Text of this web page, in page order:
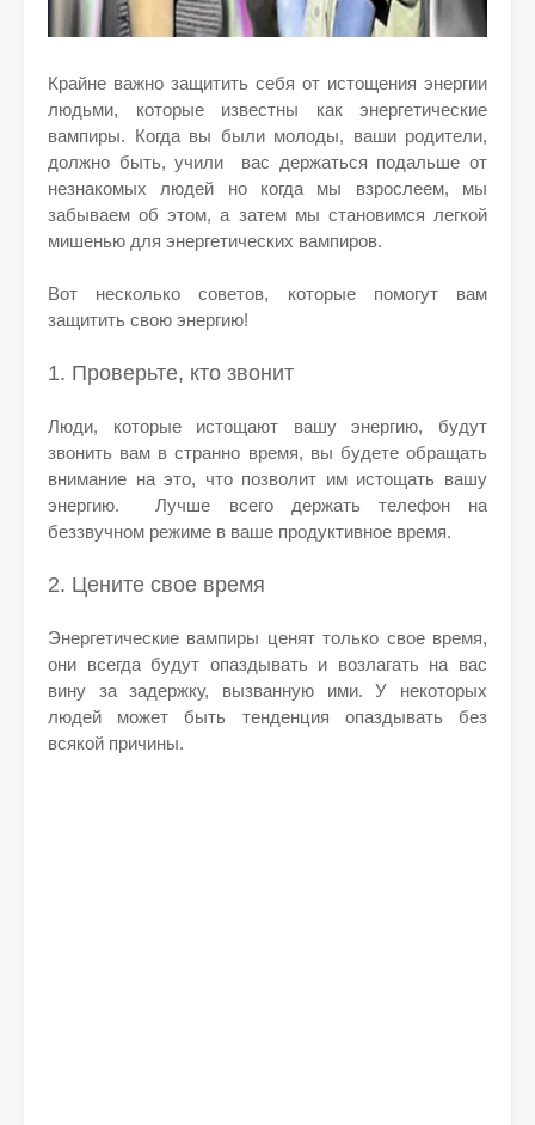
Крайне важно защитить себя от истощения энергии
людьми, которые известны как энергетические
вампиры. Когда вы были молоды, ваши родители,
должно быть, учили вас держаться подальше от
незнакомых людей но когда мы взрослеем, мы
забываем об этом, а затем мы становимся легкой
мишенью для энергетических вампиров.
Вот несколько советов, которые помогут вам
защитить свою энергию!
1. Проверьте, кто звонит
Люди, которые истощают вашу энергию, будут
звонить вам в странно время, вы будете обращать
внимание на это, что позволит им истощать вашу
энергию. Лучше всего держать телефон на
беззвучном режиме в ваше продуктивное время.
2. Цените свое время
Энергетические вампиры ценят только свое время,
они всегда будут опаздывать и возлагать на вас
вину за задержку, вызванную ими. У некоторых
людей может быть тенденция опаздывать без
всякой причины.